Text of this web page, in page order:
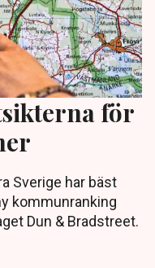
för
Sverige har bäst
kommunranking
Dun & Bradstreet.